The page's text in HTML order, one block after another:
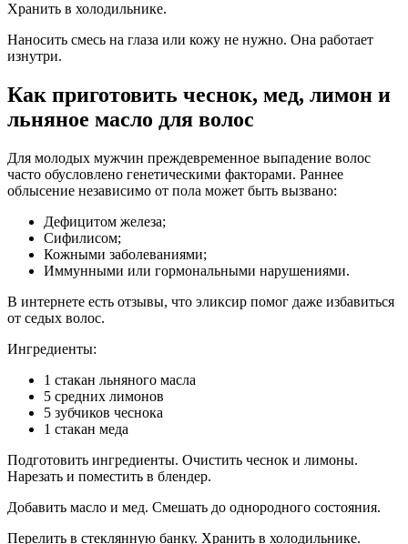
Хранить в холодильнике.
Наносить смесь на глаза или кожу не нужно. Она работает
изнутри.
Как приготовить чеснок, мед, лимон и
льняное масло для волос
Для молодых мужчин преждевременное выпадение волос
часто обусловлено генетическими факторами. Раннее
облысение независимо от пола может быть вызвано:
Дефицитом железа;
Сифилисом;
Кожными заболеваниями;
Иммунными или гормональными нарушениями.
В интернете есть отзывы, что эликсир помог даже избавиться
от седых волос.
Ингредиенты:
1 стакан льняного масла
5 средних лимонов
5 зубчиков чеснока
1 стакан меда
Подготовить ингредиенты. Очистить чеснок и лимоны.
Нарезать и поместить в блендер.
Добавить масло и мед. Смешать до однородного состояния.
Перелить в стеклянную банку. Хранить в холодильнике.